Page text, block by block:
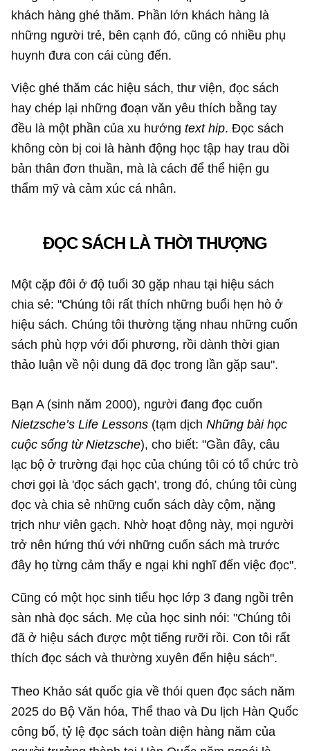
khách hàng ghé thăm. Phần lớn khách hàng là
những người trẻ, bên cạnh đó, cũng có nhiều phụ
huynh đưa con cái cùng đến.
Việc ghé thăm các hiệu sách, thư viện, đọc sách
hay chép lại những đoạn văn yêu thích bằng tay
đều là một phần của xu hướngtext hip. Đọc sách
không còn bị coi là hành động học tập hay trau dồi
bản thân đơn thuần, mà là cách để thể hiện gu
thẩm mỹ và cảm xúc cá nhân.
ĐỌC SÁCH LÀ THỜI THƯỢNG
Một cặp đôi ở độ tuổi 30 gặp nhau tại hiệu sách
chia sẻ: "Chúng tôi rất thích những buổi hẹn hò ở
hiệu sách. Chúng tôi thường tặng nhau những cuốn
sách phù hợp với đối phương, rồi dành thời gian
thảo luận về nội dung đã đọc trong lần gặp sau".
Bạn A (sinh năm 2000), người đang đọc cuốn
Nietzsche’s Life Lessons (tạm dịchNhững bài học
cuộc sống từ Nietzsche), cho biết: "Gần đây, câu
lạc bộ ở trường đại học của chúng tôi có tổ chức trò
chơi gọi là 'đọc sách gạch', trong đó, chúng tôi cùng
đọc và chia sẻ những cuốn sách dày cộm, nặng
trịch như viên gạch. Nhờ hoạt động này, mọi người
trở nên hứng thú với những cuốn sách mà trước
đây họ từng cảm thấy e ngại khi nghĩ đến việc đọc".
Cũng có một học sinh tiểu học lớp 3 đang ngồi trên
sàn nhà đọc sách. Mẹ của học sinh nói: "Chúng tôi
đã ở hiệu sách được một tiếng rưỡi rồi. Con tôi rất
thích đọc sách và thường xuyên đến hiệu sách".
Theo Khảo sát quốc gia về thói quen đọc sách năm
2025 do Bộ Văn hóa, Thể thao và Du lịch Hàn Quốc
công bố, tỷ lệ đọc sách toàn diện hàng năm của